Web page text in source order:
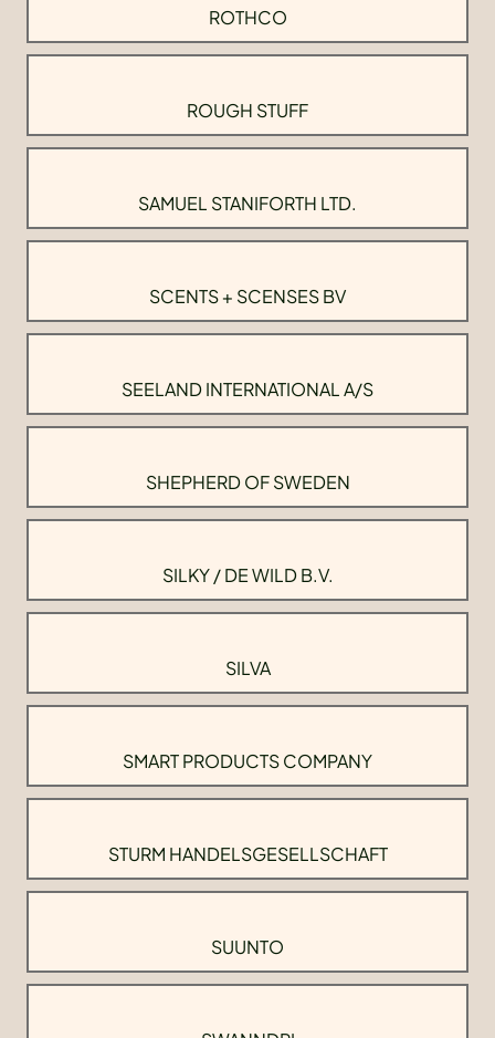
ROTHCO
ROUGH STUFF
SAMUEL STANIFORTH LTD.
SCENTS + SCENSES BV
SEELAND INTERNATIONAL A/S
SHEPHERD OF SWEDEN
SILKY / DE WILD B.V.
SILVA
SMART PRODUCTS COMPANY
STURM HANDELSGESELLSCHAFT
SUUNTO